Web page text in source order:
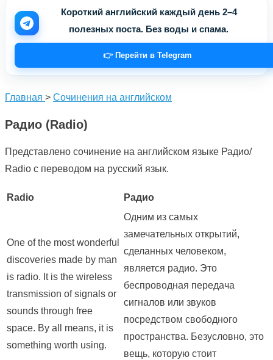
Короткий английский каждый день 2–4
полезных поста. Без воды и спама.
👉 Перейти в Telegram
Главная > Сочинения на английском
Радио (Radio)
Представлено сочинение на английском языке Радио/
Radio с переводом на русский язык.
Radio Радио
One of the most wonderful
discoveries made by man
is radio. It is the wireless
transmission of signals or
sounds through free
space. By all means, it is
something worth using.
Одним из самых
замечательных открытий,
сделанных человеком,
является радио. Это
беспроводная передача
сигналов или звуков
посредством свободного
пространства. Безусловно, это
вещь, которую стоит